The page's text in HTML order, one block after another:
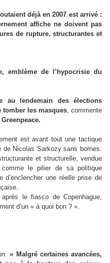
déjà en 2007 est arrivé :
affiche ne doivent pas
de rupture, structurantes et
emblème de l’hypocrisie du
au lendemain des élections
tomber les masques, commente
Greenpeace.
est avant tout une tactique
de Nicolas Sarkozy sans bornes.
et structurelle, vendue
le pilier de sa politique
d’enclencher une réelle prise de
le fiasco de Copenhague,
d’un « à quoi bon ? ».
« Malgré certaines avancées,